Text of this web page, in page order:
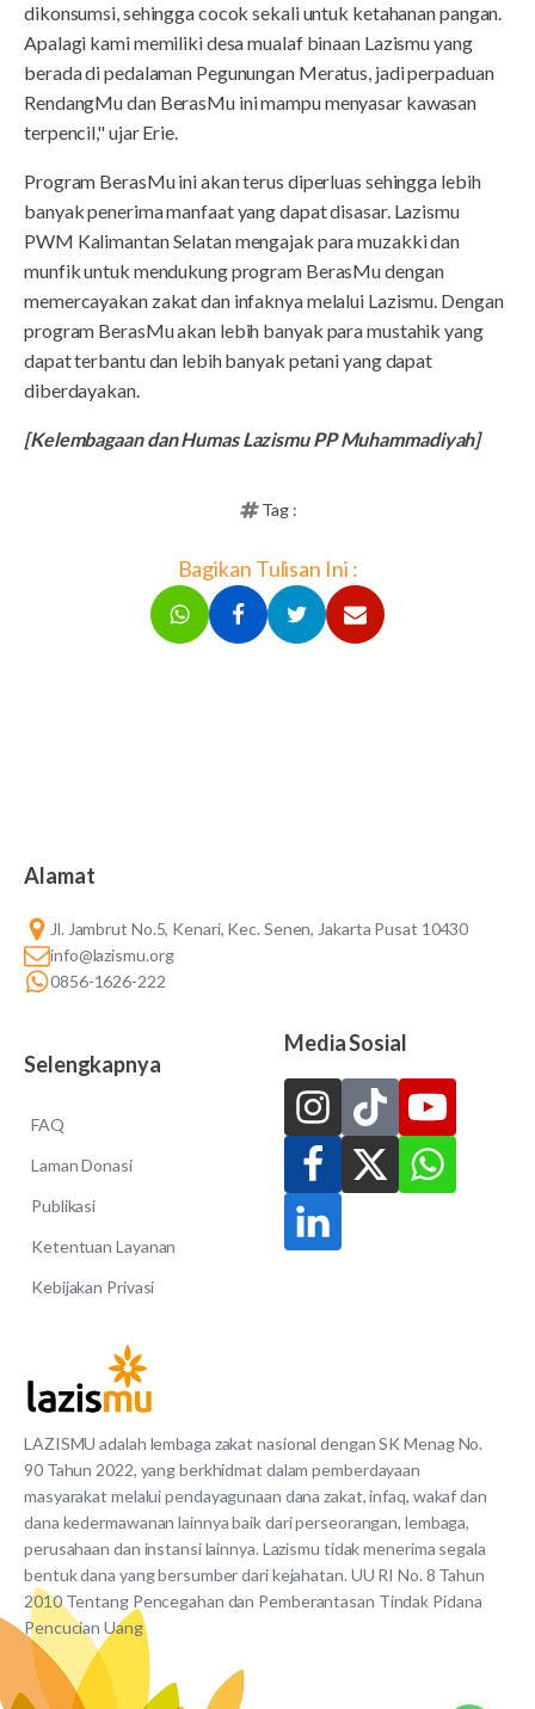
dikonsumsi, sehingga cocok sekali untuk ketahanan pangan.
Apalagi kami memiliki desa mualaf binaan Lazismu yang
berada di pedalaman Pegunungan Meratus, jadi perpaduan
RendangMu dan BerasMu ini mampu menyasar kawasan
terpencil," ujar Erie.
Program BerasMu ini akan terus diperluas sehingga lebih
banyak penerima manfaat yang dapat disasar. Lazismu
PWM Kalimantan Selatan mengajak para muzakki dan
munfik untuk mendukung program BerasMu dengan
memercayakan zakat dan infaknya melalui Lazismu. Dengan
program BerasMu akan lebih banyak para mustahik yang
dapat terbantu dan lebih banyak petani yang dapat
diberdayakan.
[Kelembagaan dan Humas Lazismu PP Muhammadiyah]
Tag :
Bagikan Tulisan Ini :
LAZISMU adalah lembaga zakat nasional dengan SK Menag No.
90 Tahun 2022, yang berkhidmat dalam pemberdayaan
masyarakat melalui pendayagunaan dana zakat, infaq, wakaf dan
dana kedermawanan lainnya baik dari perseorangan, lembaga,
perusahaan dan instansi lainnya. Lazismu tidak menerima segala
bentuk dana yang bersumber dari kejahatan. UU RI No. 8 Tahun
2010 Tentang Pencegahan dan Pemberantasan Tindak Pidana
Pencucian Uang
Alamat
Jl. Jambrut No.5, Kenari, Kec. Senen, Jakarta Pusat 10430
info@lazismu.org
0856-1626-222
Selengkapnya
FAQ
Laman Donasi
Publikasi
Ketentuan Layanan
Kebijakan Privasi
Media Sosial